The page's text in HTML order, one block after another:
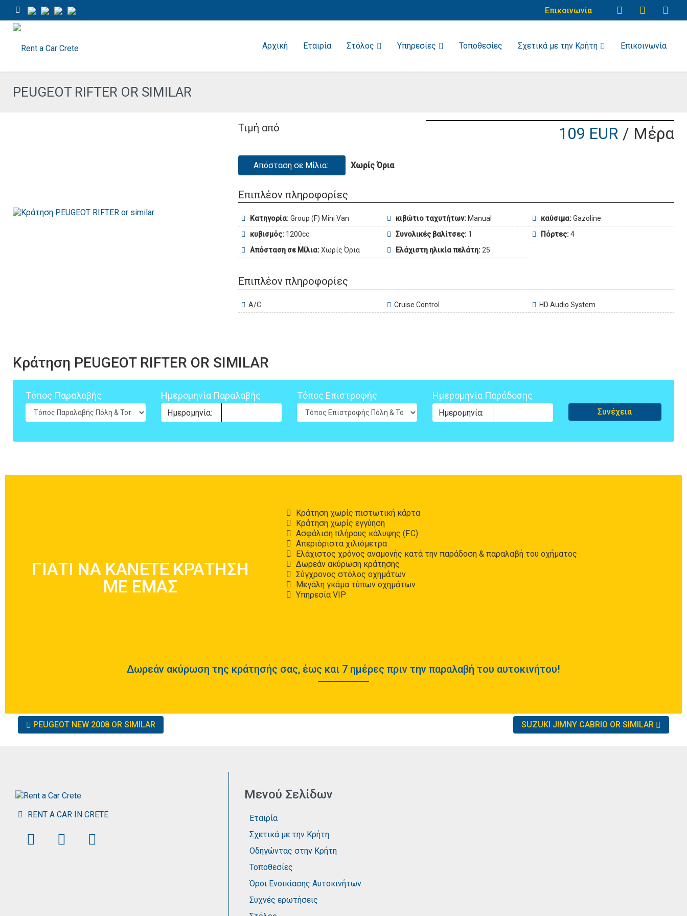
Επικοινωνία
Αρχική Εταιρία Στόλος Υπηρεσίες Τοποθεσίες Σχετικά με την Κρήτη Επικοινωνία
PEUGEOT RIFTER OR SIMILAR
Τιμή από 109 EUR / Μέρα
Απόσταση σε Μίλια: Χωρίς Όρια
Επιπλέον πληροφορίες
Κατηγορία:Group (F) Mini Van κιβώτιο ταχυτήτων:Manual καύσιμα:Gazoline
κυβισμός: 1200cc Συνολικές βαλίτσες:1 Πόρτες:4
Απόσταση σε Μίλια: Χωρίς Όρια Ελάχιστη ηλικία πελάτη: 25
Επιπλέον πληροφορίες
A/C Cruise Control HD Audio System
Κράτηση PEUGEOT RIFTER OR SIMILAR
Τόπος Παραλαβής Ημερομηνία Παραλαβής Τόπος Επιστροφής Ημερομηνία Παράδοσης
Συνέχεια
ΓΙΑΤΙ ΝΑ ΚΑΝΕΤΕ ΚΡΑΤΗΣΗ
ΜΕ ΕΜΑΣ
ΕΜΑΣ
Κράτηση χωρίς πιστωτική κάρτα
Κράτηση χωρίς εγγύηση
Ασφάλιση πλήρους κάλυψης (F.C)
Απεριόριστα χιλιόμετρα
Ελάχιστος χρόνος αναμονής κατά την παράδοση & παραλαβή του οχήματος
Δωρεάν ακύρωση κράτησης
Σύγχρονος στόλος οχημάτων
Μεγάλη γκάμα τύπων οχημάτων
Υπηρεσία VIP
Δωρεάν ακύρωση της κράτησής σας, έως και 7 ημέρες πριν την παραλαβή του αυτοκινήτου!
Other
cars
PEUGEOT NEW 2008 OR SIMILAR SUZUKI JIMNY CABRIO OR SIMILAR
RENT A CAR IN CRETE
Μενού Σελίδων
Εταιρία
Σχετικά με την Κρήτη
Οδηγώντας στην Κρήτη
Τοποθεσίες
Όροι Ενοικίασης Αυτοκινήτων
Συχνές ερωτήσεις